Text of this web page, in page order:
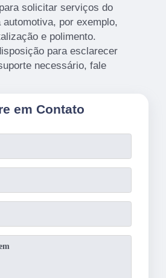
solicitar serviços do
por exemplo,
e polimento.
para esclarecer
necessário, fale
em Contato